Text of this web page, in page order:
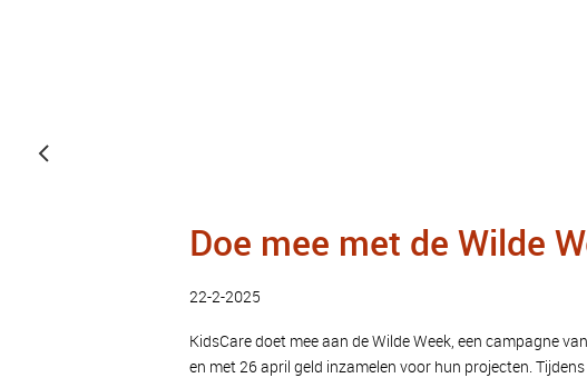
Doe mee met de Wilde
22-2-2025
KidsCare doet mee aan de Wilde Week, een campagne
en met 26 april geld inzamelen voor hun projecten.